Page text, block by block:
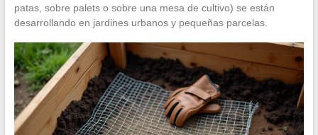
patas, sobre palets o sobre una mesa de cultivo) se están
desarrollando en jardines urbanos y pequeñas parcelas.